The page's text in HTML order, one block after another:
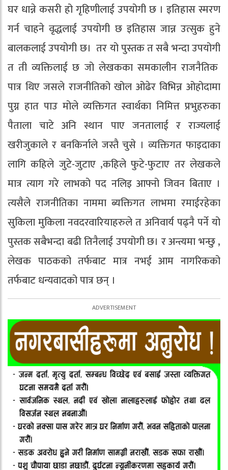
घर धान्ने कसरी हो गृहिणीलाई उपयोगी छ । इतिहास स्मरण
गर्न चाहने वृद्धलाई उपयोगी छ इतिहास जान्न उत्सुक हुने
बालकलाई उपयोगी छ। तर यो पुस्तक त सबै भन्दा उपयोगी
त ती व्यक्तिलाई छ जो लेखकका समकालीन राजनैतिक
पात्र थिए जसले राजनीतिको खोल ओढेर विभिन्न ओहोदामा
पुग्न हात पाउ मोले व्यक्तिगत स्वार्थका निमित्त प्रभुहरुका
पैताला चाटे अनि स्थान पाए जनतालाई र राज्यलाई
खरीजुकाले र बनकिर्नाले जस्तै चुसे । व्यक्तिगत फाइदाका
लागि कहिले जुटे-जुटाए ,कहिले फुटे-फुटाए तर लेखकले
मात्र त्याग गरे लाभको पद नलिइ आफ्नो जिवन बिताए ।
त्यसैले राजनीतिका नाममा ब्यक्तिगत लाभमा रमाईरहेका
सुकिला मुकिला नवदरवारियाहरुले त अनिवार्य पढ्नै पर्ने यो
पुस्तक सबैभन्दा बढी तिनैलाई उपयोगी छ। र अन्त्यमा भन्छु ,
लेखक पाठकको तर्फबाट मात्र नभई आम नागरिकको
तर्फबाट धन्यवादको पात्र छन् ।